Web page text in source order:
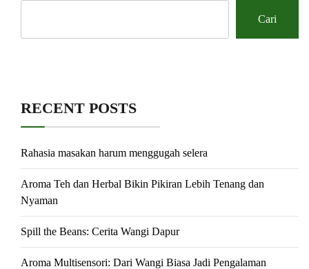
Cari
RECENT POSTS
Rahasia masakan harum menggugah selera
Aroma Teh dan Herbal Bikin Pikiran Lebih Tenang dan
Nyaman
Spill the Beans: Cerita Wangi Dapur
Aroma Multisensori: Dari Wangi Biasa Jadi Pengalaman